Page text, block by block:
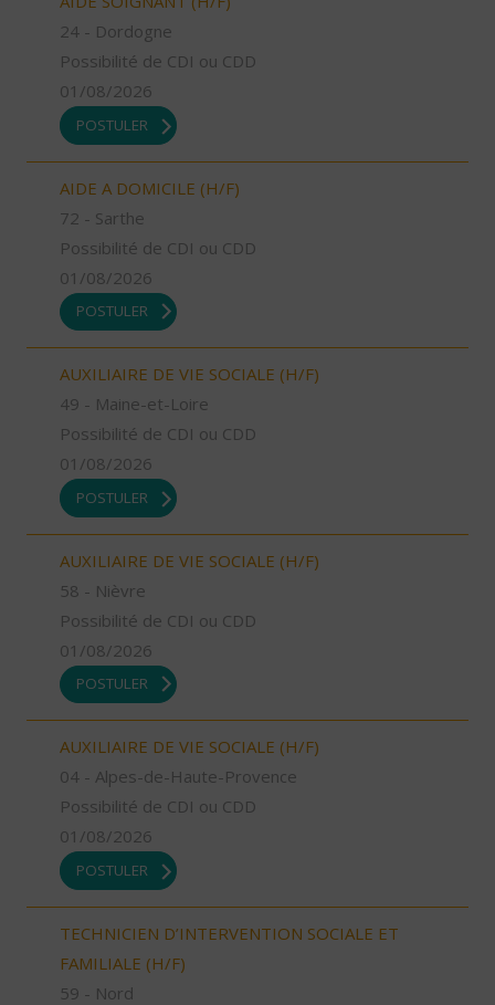
24 - Dordogne
Possibilité de CDI ou CDD
01/08/2026
POSTULER
AIDE A DOMICILE (H/F)
72 - Sarthe
Possibilité de CDI ou CDD
01/08/2026
POSTULER
AUXILIAIRE DE VIE SOCIALE (H/F)
49 - Maine-et-Loire
Possibilité de CDI ou CDD
01/08/2026
POSTULER
AUXILIAIRE DE VIE SOCIALE (H/F)
58 - Nièvre
Possibilité de CDI ou CDD
01/08/2026
POSTULER
AUXILIAIRE DE VIE SOCIALE (H/F)
04 - Alpes-de-Haute-Provence
Possibilité de CDI ou CDD
01/08/2026
POSTULER
TECHNICIEN D’INTERVENTION SOCIALE ET
FAMILIALE (H/F)
59 - Nord